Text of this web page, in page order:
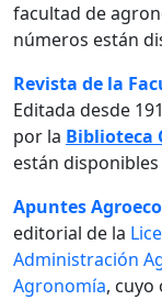
facultad de
números están
Revista de la
Editada desde
por la Biblioteca
están
Apuntes
editorial de la
Administración
Agronomía, cuyo